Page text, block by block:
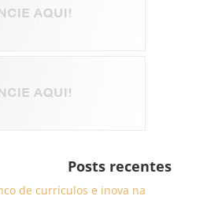
Posts recentes
de currículos e inova na